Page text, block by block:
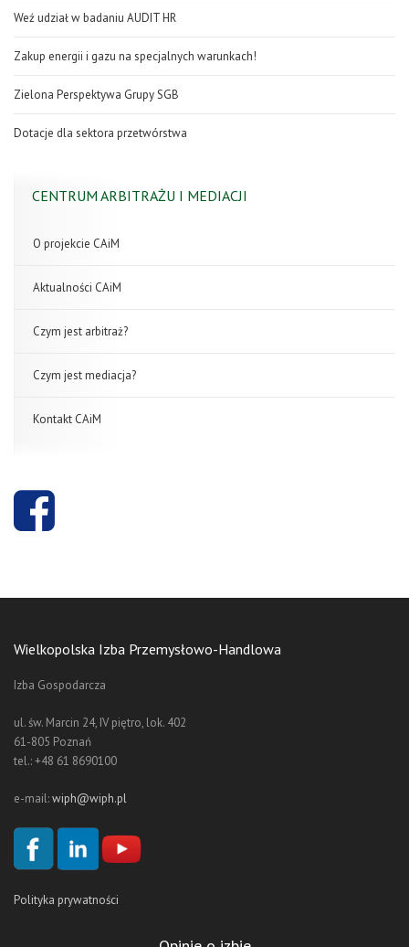
Weź udział w badaniu AUDIT HR
Zakup energii i gazu na specjalnych warunkach!
Zielona Perspektywa Grupy SGB
Dotacje dla sektora przetwórstwa
CENTRUM ARBITRAŻU I MEDIACJI
O projekcie CAiM
Aktualności CAiM
Czym jest arbitraż?
Czym jest mediacja?
Kontakt CAiM
Wielkopolska Izba Przemysłowo-Handlowa
Izba Gospodarcza
ul. św. Marcin 24, IV piętro, lok. 402
61-805 Poznań
tel.: +48 61 8690100
e-mail:wiph@wiph.pl
Polityka prywatności